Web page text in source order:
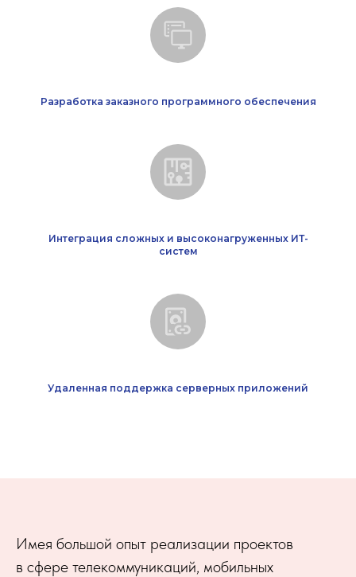
Разработка заказного программного обеспечения
Интеграция сложных и высоконагруженных ИТ-
систем
Удаленная поддержка серверных приложений
Имея большой опыт реализации проектов
в сфере телекоммуникаций, мобильных